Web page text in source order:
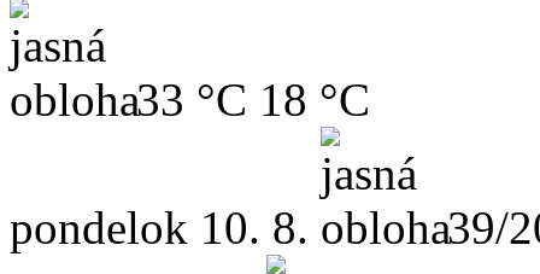
33 °C 18 °C
pondelok 10. 8.
39/